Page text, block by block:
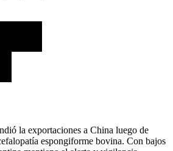
la exportaciones a China luego de
espongiforme bovina. Con bajos